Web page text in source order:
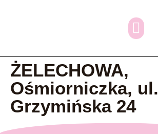
ŻELECHOWA,
Ośmiorniczka, ul.
Grzymińska 24